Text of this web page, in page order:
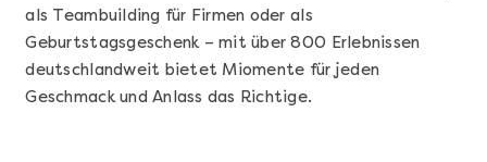
Sushi Basic Kurs Bonn
als Teambuilding für Firmen oder als
Geburtstagsgeschenk – mit über 800 Erlebnissen
deutschlandweit bietet Miomente für jeden
Geschmack und Anlass das Richtige.